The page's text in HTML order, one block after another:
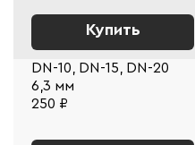
Купить
DN-10, DN-15, DN-20
6,3 мм
250 ₽